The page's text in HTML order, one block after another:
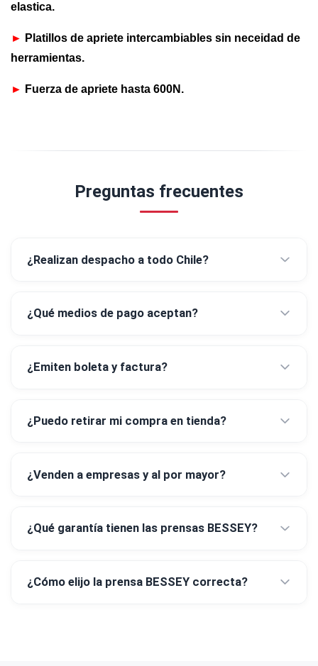
elastica.
► Platillos de apriete intercambiables sin neceidad de
herramientas.
► Fuerza de apriete hasta 600N.
Preguntas frecuentes
¿Realizan despacho a todo Chile?
¿Qué medios de pago aceptan?
¿Emiten boleta y factura?
¿Puedo retirar mi compra en tienda?
¿Venden a empresas y al por mayor?
¿Qué garantía tienen las prensas BESSEY?
¿Cómo elijo la prensa BESSEY correcta?